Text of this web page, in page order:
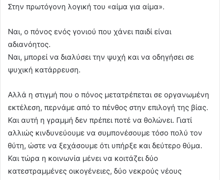
Στην πρωτόγονη λογική του «αίμα για αίμα».
Ναι, ο πόνος ενός γονιού που χάνει παιδί είναι
αδιανόητος.
Ναι, μπορεί να διαλύσει την ψυχή και να οδηγήσει σε
ψυχική κατάρρευση.
Αλλά η στιγμή που ο πόνος μετατρέπεται σε οργανωμένη
εκτέλεση, περνάμε από το πένθος στην επιλογή της βίας.
Και αυτή η γραμμή δεν πρέπει ποτέ να θολώνει. Γιατί
αλλιώς κινδυνεύουμε να συμπονέσουμε τόσο πολύ τον
θύτη, ώστε να ξεχάσουμε ότι υπήρξε και δεύτερο θύμα.
Και τώρα η κοινωνία μένει να κοιτάζει δύο
κατεστραμμένες οικογένειες, δύο νεκρούς νέους